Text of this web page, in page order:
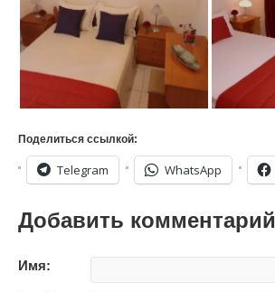
Поделиться ссылкой:
Telegram WhatsApp
Добавить комментарий
Имя: